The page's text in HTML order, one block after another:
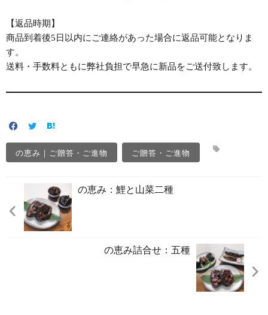
【返品時期】
商品到着後5日以内にご連絡があった場合に返品可能となりま
す。
送料・手数料ともに弊社負担で早急に新品をご送付致します。
の恵み｜ご贈答・ご進物 ご贈答・ご進物
の恵み：鯉と山菜二種
の恵み詰合せ：五種